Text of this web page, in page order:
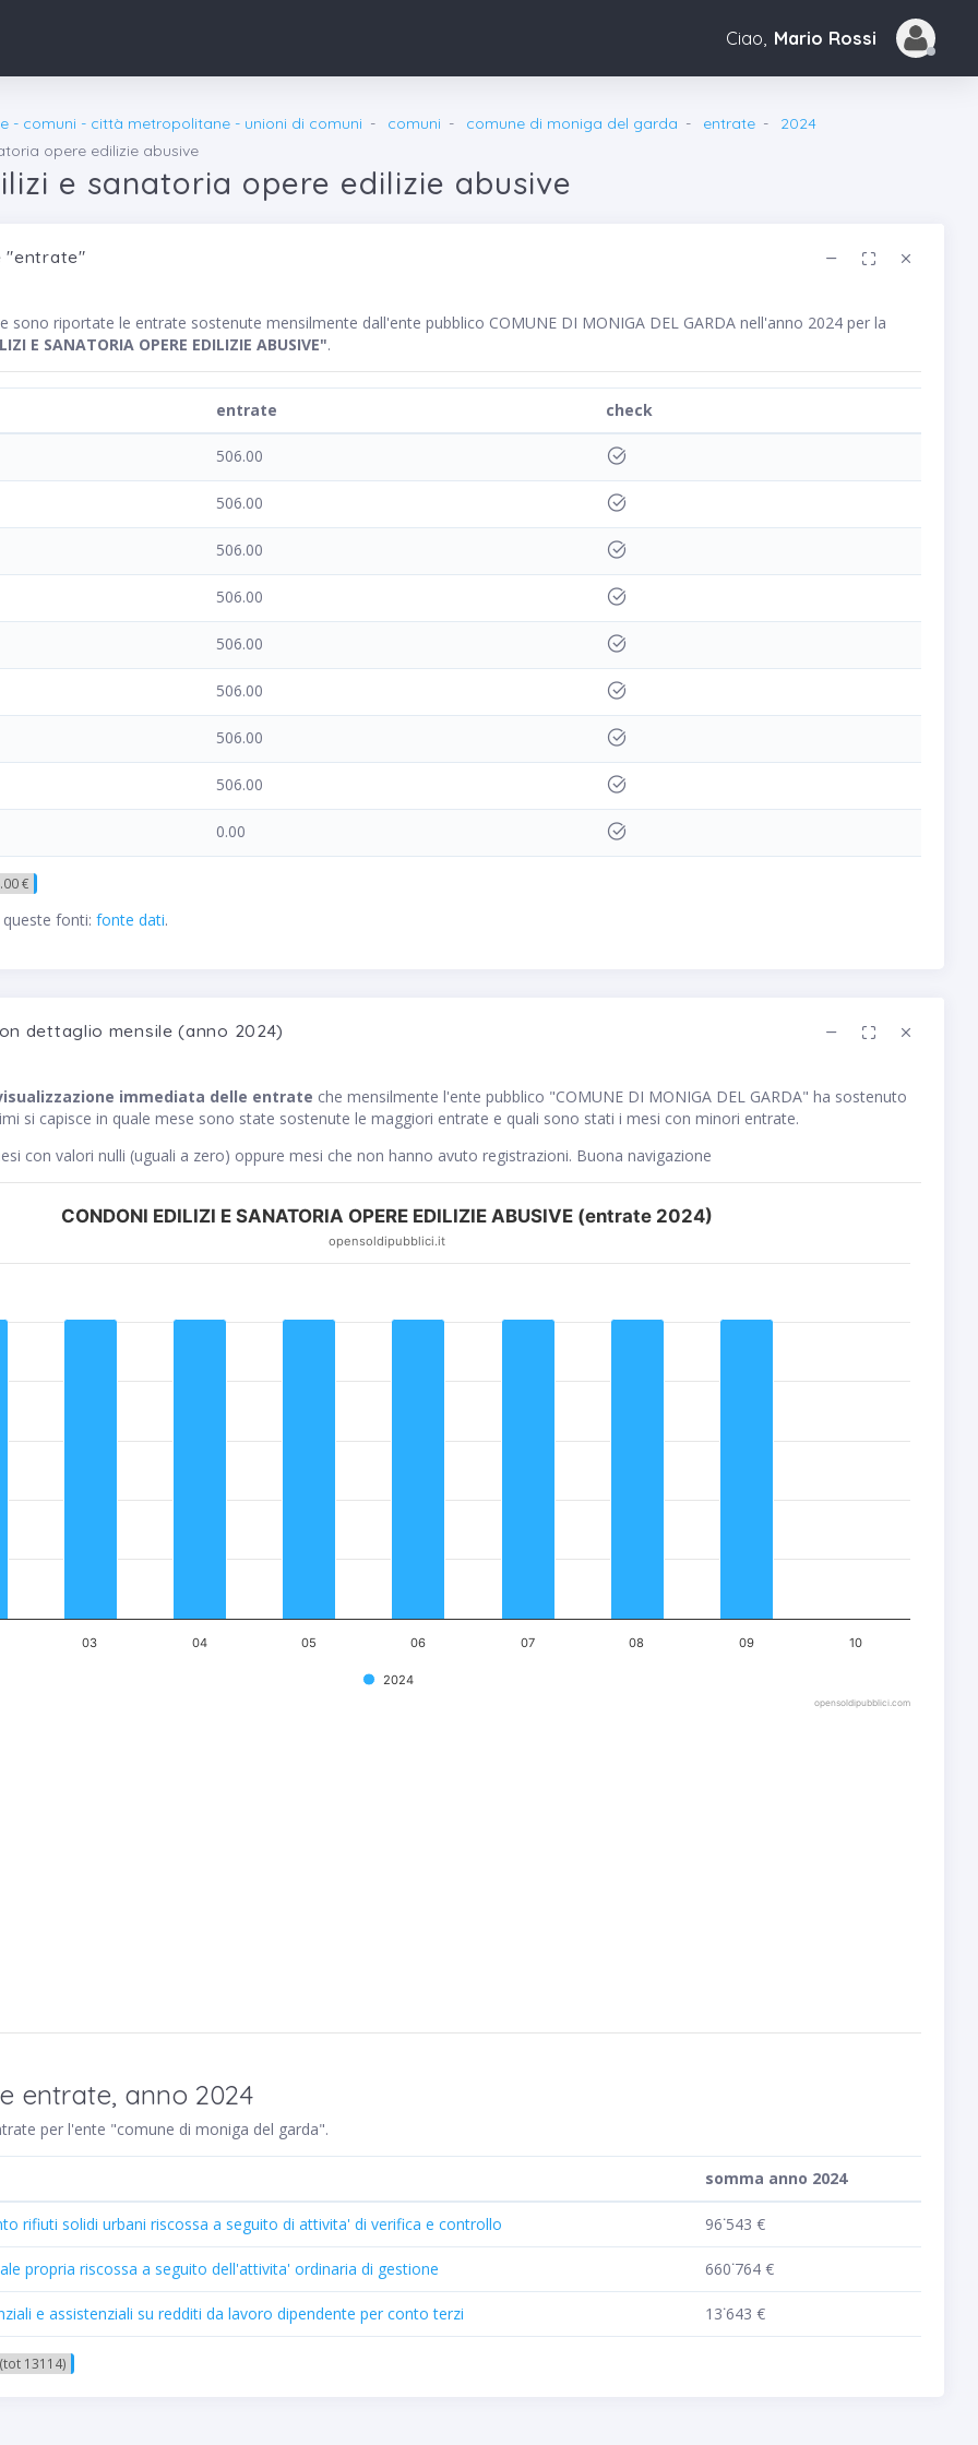
Ciao, Mario Rossi
- comuni - città metropolitane - unioni di comuni comuni comune di moniga del garda entrate
2024
opere edilizie abusive
e sanatoria opere edilizie abusive
"entrate"
sono riportate le entrate sostenute mensilmente dall'ente pubblico COMUNE DI MONIGA DEL GARDA nell'anno 2024 per la
E SANATORIA OPERE EDILIZIE ABUSIVE".
entrate check
506.00
506.00
506.00
506.00
506.00
506.00
506.00
506.00
0.00
€
fonti: fonte dati.
dettaglio mensile (anno 2024)
immediata delle entrate che mensilmente l'ente pubblico "COMUNE DI MONIGA DEL GARDA" ha sostenuto
si capisce in quale mese sono state sostenute le maggiori entrate e quali sono stati i mesi con minori entrate.
con valori nulli (uguali a zero) oppure mesi che non hanno avuto registrazioni. Buona navigazione
CONDONI EDILIZI E SANATORIA OPERE EDILIZIE ABUSIVE (entrate 2024)
opensoldipubblici.it
2024
03 04 05 06 07 08 09 10
opensoldipubblici.com
entrate, anno 2024
per l'ente "comune di moniga del garda".
somma anno 2024
rifiuti solidi urbani riscossa a seguito di attivita' di verifica e controllo 96˙543 €
propria riscossa a seguito dell'attivita' ordinaria di gestione 660˙764 €
e assistenziali su redditi da lavoro dipendente per conto terzi 13˙643 €
13114)